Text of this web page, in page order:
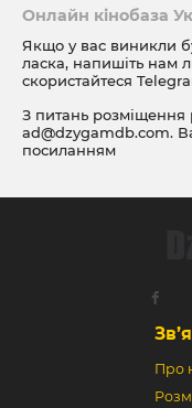
Онлайн кінобаза
Якщо у вас виникли
ласка, напишіть нам
скористайтеся
З питань розміщення
ad@dzygamdb.com.
посиланням
Про